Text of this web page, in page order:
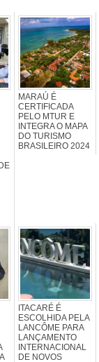
MARAÚ É
CERTIFICADA
PELO MTUR E
INTEGRA O MAPA
DO TURISMO
BRASILEIRO 2024
ITACARÉ É
ESCOLHIDA PELA
LANCÔME PARA
LANÇAMENTO
INTERNACIONAL
DE NOVOS